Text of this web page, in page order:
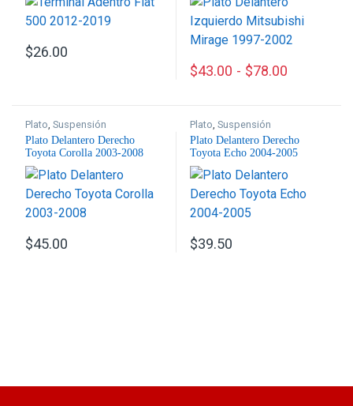
$26.00
$43.00 - $78.00
Plato,Suspensión
Plato Delantero Derecho
Toyota Corolla 2003-2008
$45.00
Plato,Suspensión
Plato Delantero Derecho
Toyota Echo 2004-2005
$39.50